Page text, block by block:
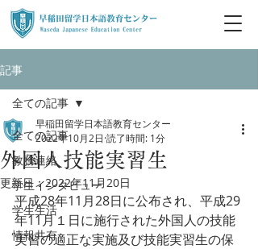
記事
全ての記事
教務連絡
学生インタビュー
学生生活
情報共有
全ての記事
外国人​技能実習生
早稲田留学日本語教育センター
2022年10月2日 読了時間: 1分
更新日：2022年11月20日
平成28年11月28日に公布され、平成29
年11月１日に施行された外国人の技能
実習の適正な実施及び技能実習生の保